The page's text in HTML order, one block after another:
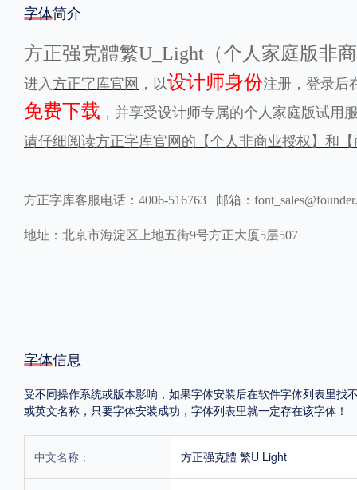
格式
.TTF .OTF
地区
POP字体下载 字库打包下载 海报素材下载
字体简介
方正强克體繁U_Light（个人家庭版非
进入 方正字库官网 ，以设计师身份注册，登录后
免费下载 ，并享受设计师专属的个人家庭版试用
请仔细阅读方正字库官网的【个人非商业授权】和
方正字库客服电话：4006-516763 邮箱：
地址：北京市海淀区上地五街9号方正大厦5层507
字体信息
受不同操作系统或版本影响，如果字体安装后在软件字体列表里
或英文名称，只要字体安装成功，字体列表里就一定存在该字体！
中文名称： 方正强克體 繁U Light